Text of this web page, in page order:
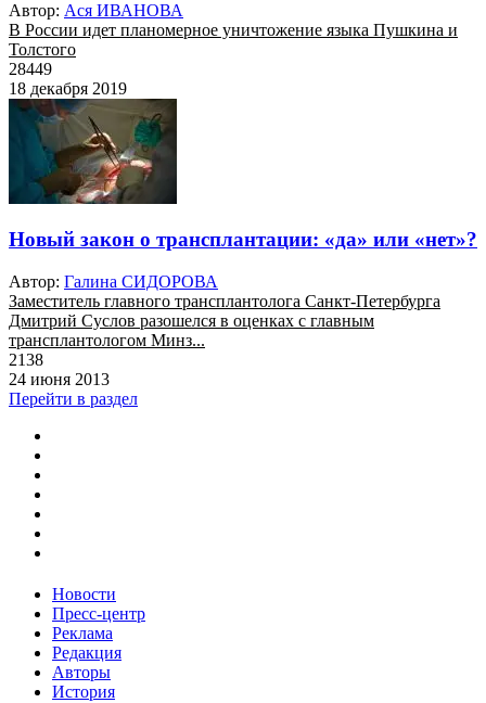
Автор: Ася ИВАНОВА
В России идет планомерное уничтожение языка Пушкина и
Толстого
28449
18 декабря 2019
Новый закон о трансплантации: «да» или «нет»?
Автор: Галина СИДОРОВА
Заместитель главного трансплантолога Санкт-Петербурга
Дмитрий Суслов разошелся в оценках с главным
трансплантологом Минз...
2138
24 июня 2013
Перейти в раздел
Новости
Пресс-центр
Реклама
Редакция
Авторы
История